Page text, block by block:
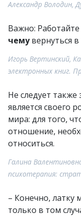
Александр Володин,
Важно:
чемувернуться в
Игорь Вертинский,
электронных книг.
Не следует
является своего
мира: для того,
отношение,
относиться.
Галина
психотерапия:
– Конечно, латку
только в том